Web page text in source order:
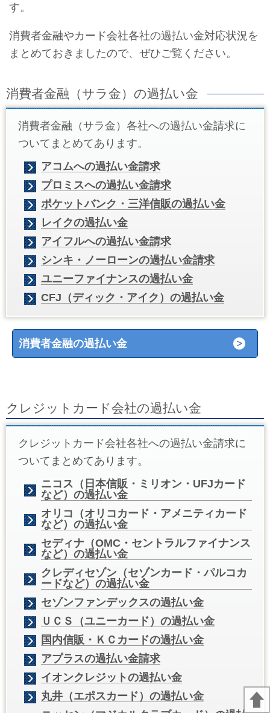
す。
消費者金融やカード会社各社の過払い金対応状況を
まとめておきましたので、ぜひご覧ください。
消費者金融（サラ金）の過払い金
消費者金融（サラ金）各社への過払い金請求に
ついてまとめてあります。
アコムへの過払い金請求
プロミスへの過払い金請求
ポケットバンク・三洋信販の過払い金
レイクの過払い金
アイフルへの過払い金請求
シンキ・ノーローンの過払い金請求
ユニーファイナンスの過払い金
CFJ（ディック・アイク）の過払い金
消費者金融の過払い金
クレジットカード会社の過払い金
クレジットカード会社各社への過払い金請求に
ついてまとめてあります。
ニコス（日本信販・ミリオン・UFJカード
など）の過払い金
オリコ（オリコカード・アメニティカード
など）の過払い金
セディナ（OMC・セントラルファイナンス
など）の過払い金
クレディセゾン（セゾンカード・パルコカ
ードなど）の過払い金
セゾンファンデックスの過払い金
ＵＣＳ（ユニーカード）の過払い金
国内信販・ＫＣカードの過払い金
アプラスの過払い金請求
イオンクレジットの過払い金
丸井（エポスカード）の過払い金